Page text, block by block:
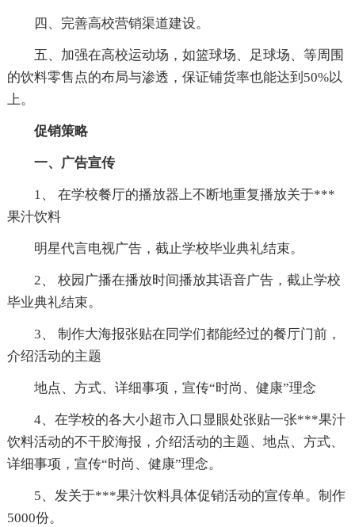
四、完善高校营销渠道建设。
五、加强在高校运动场，如篮球场、足球场、等周围
的饮料零售点的布局与渗透，保证铺货率也能达到50%以
上。
促销策略
一、广告宣传
1、 在学校餐厅的播放器上不断地重复播放关于***
果汁饮料
明星代言电视广告，截止学校毕业典礼结束。
2、 校园广播在播放时间播放其语音广告，截止学校
毕业典礼结束。
3、 制作大海报张贴在同学们都能经过的餐厅门前，
介绍活动的主题
地点、方式、详细事项，宣传“时尚、健康”理念
4、在学校的各大小超市入口显眼处张贴一张***果汁
饮料活动的不干胶海报，介绍活动的主题、地点、方式、
详细事项，宣传“时尚、健康”理念。
5、发关于***果汁饮料具体促销活动的宣传单。制作
5000份。